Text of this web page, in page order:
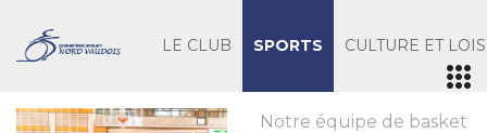
LE CLUB SPORTS CULTURE ET
Notre équipe de basket